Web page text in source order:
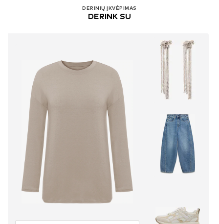
DERINIŲ ĮKVĖPIMAS
DERINK SU